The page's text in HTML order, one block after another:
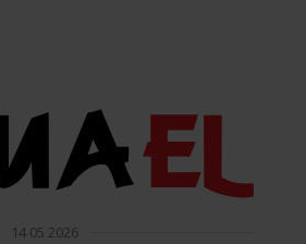
14 05 2026